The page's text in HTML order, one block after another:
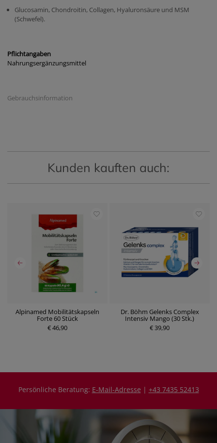
Glucosamin, Chondroitin, Collagen, Hyaluronsäure und MSM
(Schwefel).
Pflichtangaben
Nahrungsergänzungsmittel
Gebrauchsinformation
Kunden kauften auch:
Alpinamed Mobilitätskapseln
Forte 60 Stück
€ 46,90
Dr. Böhm Gelenks Complex
Intensiv Mango (30 Stk.)
€ 39,90
Persönliche Beratung: E-Mail-Adresse | +43 7435 52413